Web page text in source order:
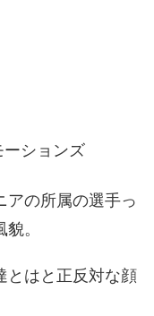
ーションズ
アの所属の選手っ
。
とはと正反対な顔